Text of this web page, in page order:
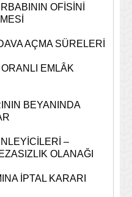
OFİSİNİ
AÇMA SÜRELERİ
EMLÂK
BEYANINDA
–
OLANAĞI
İPTAL KARARI